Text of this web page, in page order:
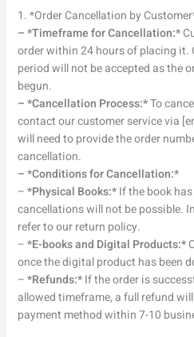
1. *Order Cancellation by
– *Timeframe for Cancellation:*
order within 24 hours of placing it.
period will not be accepted as the
begun.
– *Cancellation Process:*To
contact our customer service via
will need to provide the order
cancellation.
– *Conditions for Cancellation:*
–*Physical Books:*If the book has
cancellations will not be possible.
refer to our return policy.
–*E-books and Digital Products:*
once the digital product has been
–*Refunds:*If the order is
allowed timeframe, a full refund
payment method within 7-10